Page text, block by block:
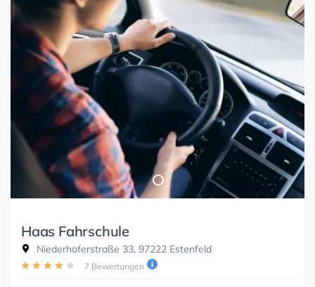
Haas Fahrschule
Niederhoferstraße 33, 97222 Estenfeld
7 Bewertungen